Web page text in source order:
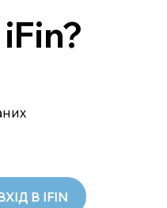
В IFIN